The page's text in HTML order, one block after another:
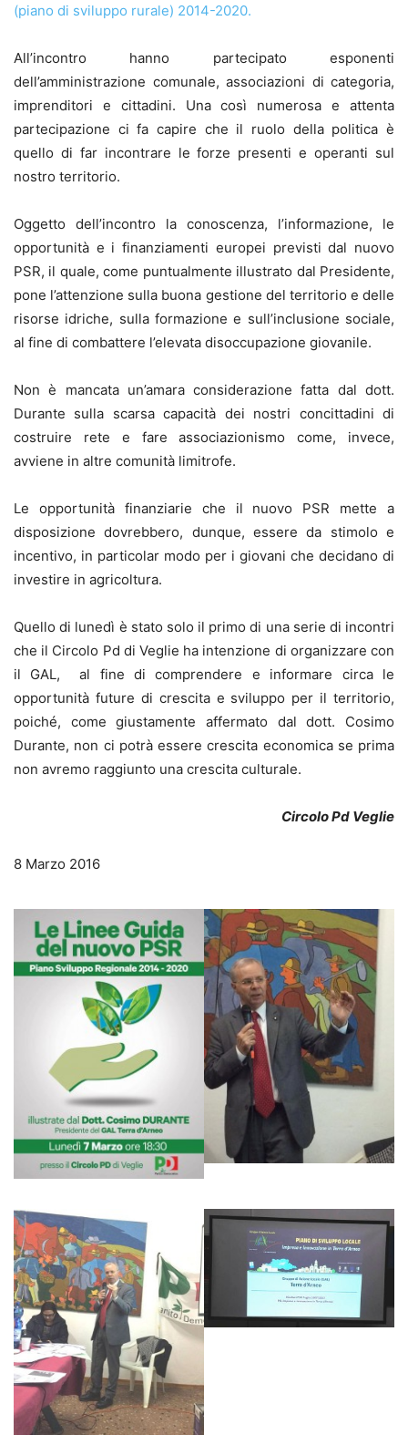
(piano di sviluppo rurale) 2014-2020.
All’incontro hanno partecipato esponenti
dell’amministrazione comunale, associazioni di categoria,
imprenditori e cittadini. Una così numerosa e attenta
partecipazione ci fa capire che il ruolo della politica è
quello di far incontrare le forze presenti e operanti sul
nostro territorio.
Oggetto dell’incontro la conoscenza, l’informazione, le
opportunità e i finanziamenti europei previsti dal nuovo
PSR, il quale, come puntualmente illustrato dal Presidente,
pone l’attenzione sulla buona gestione del territorio e delle
risorse idriche, sulla formazione e sull’inclusione sociale,
al fine di combattere l’elevata disoccupazione giovanile.
Non è mancata un’amara considerazione fatta dal dott.
Durante sulla scarsa capacità dei nostri concittadini di
costruire rete e fare associazionismo come, invece,
avviene in altre comunità limitrofe.
Le opportunità finanziarie che il nuovo PSR mette a
disposizione dovrebbero, dunque, essere da stimolo e
incentivo, in particolar modo per i giovani che decidano di
investire in agricoltura.
Quello di lunedì è stato solo il primo di una serie di incontri
che il Circolo Pd di Veglie ha intenzione di organizzare con
il GAL, al fine di comprendere e informare circa le
opportunità future di crescita e sviluppo per il territorio,
poiché, come giustamente affermato dal dott. Cosimo
Durante, non ci potrà essere crescita economica se prima
non avremo raggiunto una crescita culturale.
Circolo Pd Veglie
8 Marzo 2016